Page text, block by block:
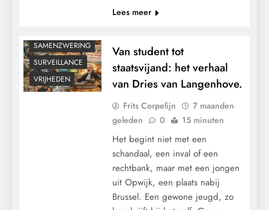
Lees meer
SAMENZWERING
SURVEILLANCE
VRIJHEDEN
Van student tot
staatsvijand: het verhaal
van Dries van Langenhove.
Frits Corpelijn
7 maanden
geleden
0 15 minuten
Het begint niet met een
schandaal, een inval of een
rechtbank, maar met een jongen
uit Opwijk, een plaats nabij
Brussel. Een gewone jeugd, zo